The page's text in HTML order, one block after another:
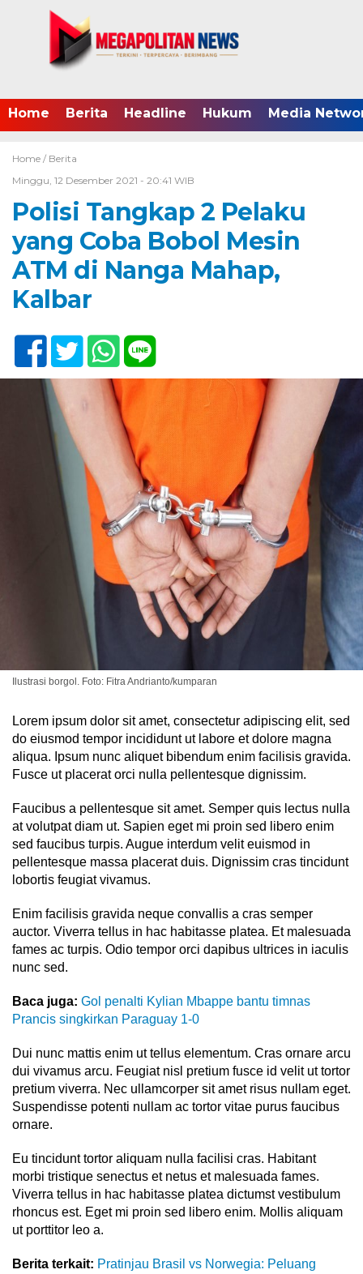
Home Berita Headline Hukum Media
Home / Berita
Minggu, 12 Desember 2021 - 20:41 WIB
Polisi Tangkap 2 Pelaku
yang Coba Bobol Mesin
ATM di Nanga Mahap,
Kalbar
Ilustrasi borgol. Foto: Fitra Andrianto/kumparan
Lorem ipsum dolor sit amet, consectetur adipiscing elit, sed
do eiusmod tempor incididunt ut labore et dolore magna
aliqua. Ipsum nunc aliquet bibendum enim facilisis gravida.
Fusce ut placerat orci nulla pellentesque dignissim.
Faucibus a pellentesque sit amet. Semper quis lectus nulla
at volutpat diam ut. Sapien eget mi proin sed libero enim
sed faucibus turpis. Augue interdum velit euismod in
pellentesque massa placerat duis. Dignissim cras tincidunt
lobortis feugiat vivamus.
Enim facilisis gravida neque convallis a cras semper
auctor. Viverra tellus in hac habitasse platea. Et malesuada
fames ac turpis. Odio tempor orci dapibus ultrices in iaculis
nunc sed.
Baca juga: Gol penalti Kylian Mbappe bantu timnas
Prancis singkirkan Paraguay 1-0
Dui nunc mattis enim ut tellus elementum. Cras ornare arcu
dui vivamus arcu. Feugiat nisl pretium fusce id velit ut tortor
pretium viverra. Nec ullamcorper sit amet risus nullam eget.
Suspendisse potenti nullam ac tortor vitae purus faucibus
ornare.
Eu tincidunt tortor aliquam nulla facilisi cras. Habitant
morbi tristique senectus et netus et malesuada fames.
Viverra tellus in hac habitasse platea dictumst vestibulum
rhoncus est. Eget mi proin sed libero enim. Mollis aliquam
ut porttitor leo a.
Berita terkait: Pratinjau Brasil vs Norwegia: Peluang